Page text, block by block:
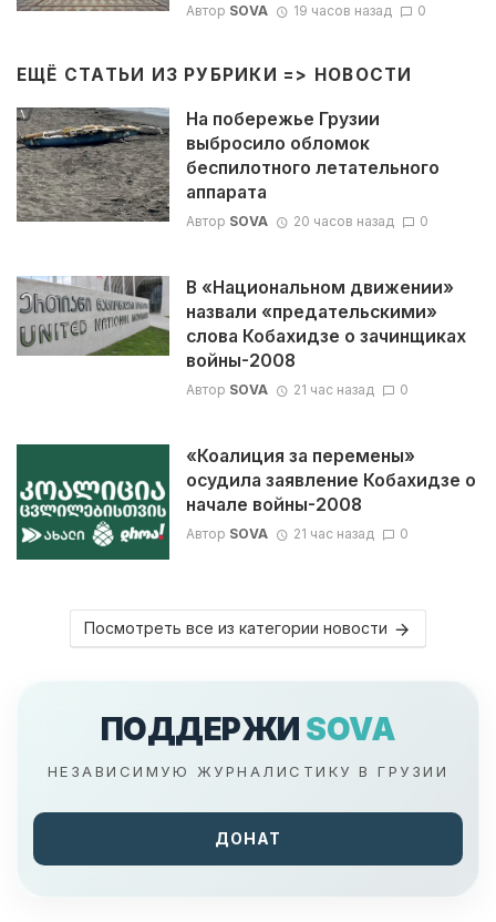
Автор SOVA 19 часов назад 0
ЕЩЁ СТАТЬИ ИЗ РУБРИКИ => НОВОСТИ
На побережье Грузии
выбросило обломок
беспилотного летательного
аппарата
Автор SOVA 20 часов назад 0
В «Национальном движении»
назвали «предательскими»
слова Кобахидзе о зачинщиках
войны-2008
Автор SOVA 21 час назад 0
«Коалиция за перемены»
осудила заявление Кобахидзе о
начале войны-2008
Автор SOVA 21 час назад 0
Посмотреть все из категории новости
ПОДДЕРЖИ SOVA
НЕЗАВИСИМУЮ ЖУРНАЛИСТИКУ В ГРУЗИИ
ДОНАТ